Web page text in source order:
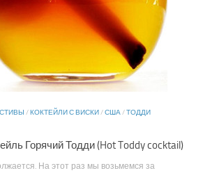
/ КОКТЕЙЛИ С ВИСКИ /США/ТОДДИ
Горячий Тодди (Hot Toddy cocktail)
На этот раз мы возьмемся за